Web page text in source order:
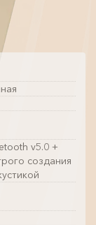
v5.0 +
создания